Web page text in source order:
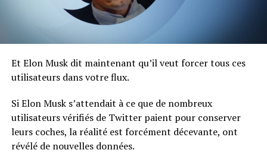
Et Elon Musk dit maintenant qu’il veut forcer tous ces
utilisateurs dans votre flux.
Si Elon Musk s’attendait à ce que de nombreux
utilisateurs vérifiés de Twitter paient pour conserver
leurs coches, la réalité est forcément décevante, ont
révélé de nouvelles données.